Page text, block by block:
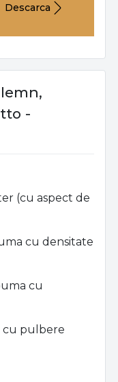
Descarca
-
(cu aspect de
cu densitate
cu
cu pulbere